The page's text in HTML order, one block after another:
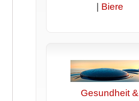
| Biere
Gesundheit &